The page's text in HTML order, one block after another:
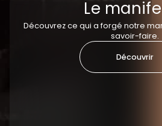
Le
Découvrez ce qui a forgé notre
savoir-faire.
Découvrir